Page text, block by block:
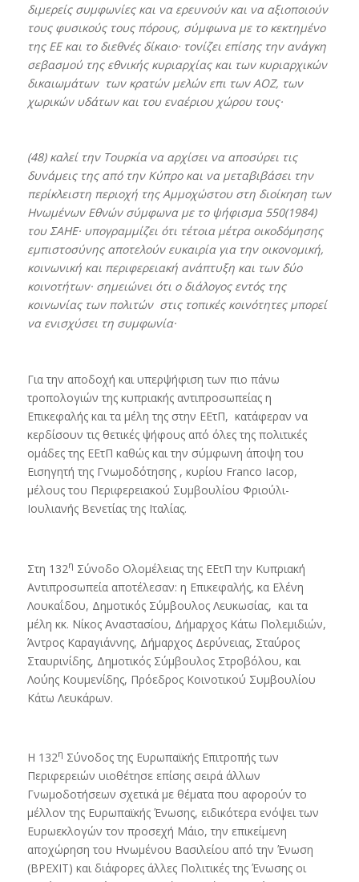
διμερείς συμφωνίες και να ερευνούν και να αξιοποιούν
τους φυσικούς τους πόρους, σύμφωνα με το κεκτημένο
της ΕΕ και το διεθνές δίκαιο· τονίζει επίσης την ανάγκη
σεβασμού της εθνικής κυριαρχίας και των κυριαρχικών
δικαιωμάτων των κρατών μελών επι των ΑΟΖ, των
χωρικών υδάτων και του εναέριου χώρου τους·
(48) καλεί την Τουρκία να αρχίσει να αποσύρει τις
δυνάμεις της από την Κύπρο και να μεταβιβάσει την
περίκλειστη περιοχή της Αμμοχώστου στη διοίκηση των
Ηνωμένων Εθνών σύμφωνα με το ψήφισμα 550(1984)
του ΣΑΗΕ· υπογραμμίζει ότι τέτοια μέτρα οικοδόμησης
εμπιστοσύνης αποτελούν ευκαιρία για την οικονομική,
κοινωνική και περιφερειακή ανάπτυξη και των δύο
κοινοτήτων· σημειώνει ότι ο διάλογος εντός της
κοινωνίας των πολιτών στις τοπικές κοινότητες μπορεί
να ενισχύσει τη συμφωνία·
Για την αποδοχή και υπερψήφιση των πιο πάνω
τροπολογιών της κυπριακής αντιπροσωπείας η
Επικεφαλής και τα μέλη της στην ΕΕτΠ, κατάφεραν να
κερδίσουν τις θετικές ψήφους από όλες της πολιτικές
ομάδες της ΕΕτΠ καθώς και την σύμφωνη άποψη του
Εισηγητή της Γνωμοδότησης , κυρίου Franco Iacop,
μέλους του Περιφερειακού Συμβουλίου Φριούλι-
Ιουλιανής Βενετίας της Ιταλίας.
Στη 132η Σύνοδο Ολομέλειας της ΕΕτΠ την Κυπριακή
Αντιπροσωπεία αποτέλεσαν: η Επικεφαλής, κα Ελένη
Λουκαΐδου, Δημοτικός Σύμβουλος Λευκωσίας, και τα
μέλη κκ. Νίκος Αναστασίου, Δήμαρχος Κάτω Πολεμιδιών,
Άντρος Καραγιάννης, Δήμαρχος Δερύνειας, Σταύρος
Σταυρινίδης, Δημοτικός Σύμβουλος Στροβόλου, και
Λούης Κουμενίδης, Πρόεδρος Κοινοτικού Συμβουλίου
Κάτω Λευκάρων.
Η 132η Σύνοδος της Ευρωπαϊκής Επιτροπής των
Περιφερειών υιοθέτησε επίσης σειρά άλλων
Γνωμοδοτήσεων σχετικά με θέματα που αφορούν το
μέλλον της Ευρωπαϊκής Ένωσης, ειδικότερα ενόψει των
Ευρωεκλογών τον προσεχή Μάιο, την επικείμενη
αποχώρηση του Ηνωμένου Βασιλείου από την Ένωση
(ΒΡΕΧΙΤ) και διάφορες άλλες Πολιτικές της Ένωσης οι